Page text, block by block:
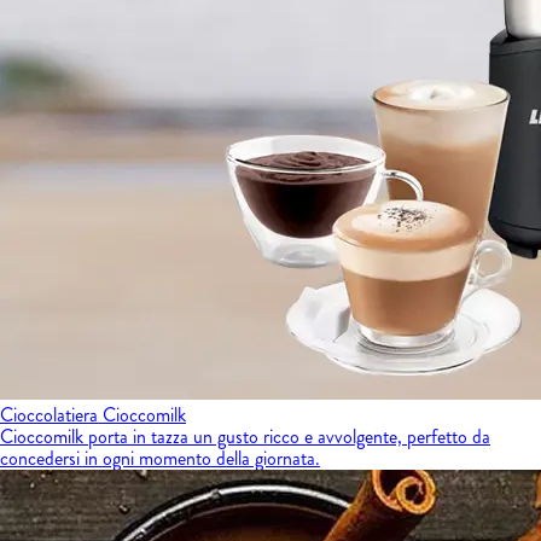
Cioccolatiera Cioccomilk
Cioccomilk porta in tazza un gusto ricco e avvolgente, perfetto da
concedersi in ogni momento della giornata.